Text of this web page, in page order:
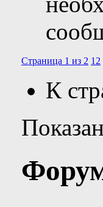
Страница 1 из 2 1 2
К